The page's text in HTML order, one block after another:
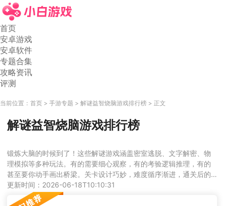
首页
安卓游戏
安卓软件
专题合集
攻略资讯
评测
当前位置： 首页 手游专题 解谜益智烧脑游戏排行榜 正文
解谜益智烧脑游戏排行榜
锻炼大脑的时候到了！这些解谜游戏涵盖密室逃脱、文字解密、物
理模拟等多种玩法。有的需要细心观察，有的考验逻辑推理，有的
甚至要你动手画出桥梁。关卡设计巧妙，难度循序渐进，通关后的
成就感爆棚。立即下载，开启你的脑力挑战。
更新时间：2026-06-18T10:10:31